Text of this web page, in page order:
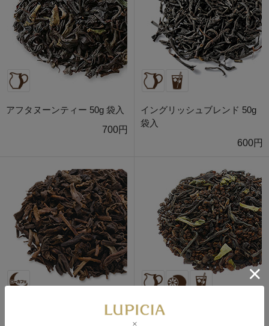
アフタヌーンティー 50g 袋入
700円
イングリッシュブレンド 50g
袋入
600円
デカフェ・スペシャル 50g 袋
ベルエポック 50g 袋入